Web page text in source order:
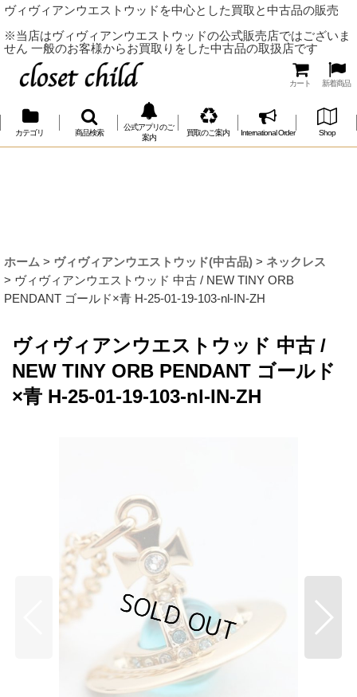
ヴィヴィアンウエストウッドを中心とした買取と中古品の販売
※当店はヴィヴィアンウエストウッドの公式販売店ではございま
せん 一般のお客様からお買取りをした中古品の取扱店です
カート 新着商品
カテゴリ 商品検索
公式アプリのご
案内
買取のご案内 International Order Shop
ホーム > ヴィヴィアンウエストウッド(中古品) > ネックレス
> ヴィヴィアンウエストウッド 中古 / NEW TINY ORB
PENDANT ゴールド×青 H-25-01-19-103-nl-IN-ZH
ヴィヴィアンウエストウッド 中古 /
NEW TINY ORB PENDANT ゴールド
×青 H-25-01-19-103-nl-IN-ZH